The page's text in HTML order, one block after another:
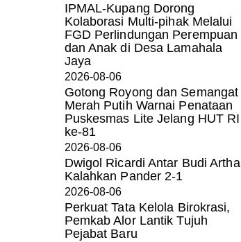
IPMAL-Kupang Dorong
Kolaborasi Multi-pihak Melalui
FGD Perlindungan Perempuan
dan Anak di Desa Lamahala
Jaya
2026-08-06
Gotong Royong dan Semangat
Merah Putih Warnai Penataan
Puskesmas Lite Jelang HUT RI
ke-81
2026-08-06
Dwigol Ricardi Antar Budi Artha
Kalahkan Pander 2-1
2026-08-06
Perkuat Tata Kelola Birokrasi,
Pemkab Alor Lantik Tujuh
Pejabat Baru